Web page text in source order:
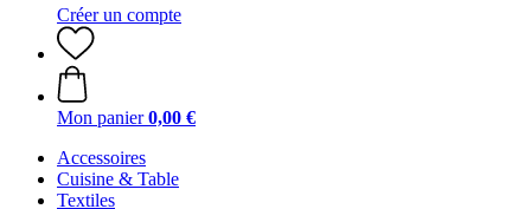
Créer un compte
Mon panier 0,00 €
Accessoires
Cuisine & Table
Textiles